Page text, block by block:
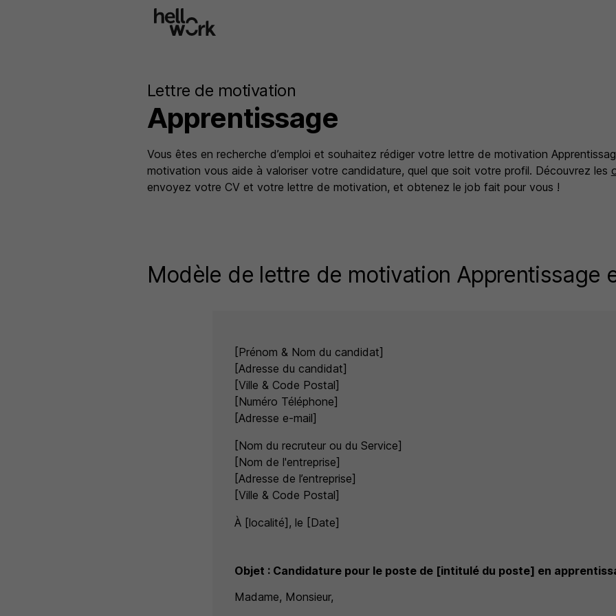
Lettre de motivation
Apprentissage
Vous êtes en recherche d’emploi et souhaitez rédiger votre lettre de motivation
motivation vous aide à valoriser votre candidature, quel que soit votre profil. Découvrez les
envoyez votre CV et votre lettre de motivation, et obtenez le job fait pour vous !
Modèle de lettre de motivation Apprentissage
[Prénom & Nom du candidat]
[Adresse du candidat]
[Ville & Code Postal]
[Numéro Téléphone]
[Adresse e-mail]
[Nom du recruteur ou du Service]
[Nom de l'entreprise]
[Adresse de l’entreprise]
[Ville & Code Postal]
À [localité], le [Date]
Objet : Candidature pour le poste de [intitulé du poste] en
Madame, Monsieur,